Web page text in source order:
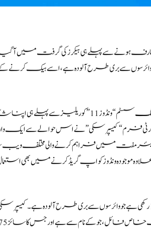
ہونے سے پہلے ہی ہیکرز کی گرفت میں
ویب سائٹس پر جعلی ونڈوز 11 رکھی ہے جو وائرسوں سے بری طرح آلودہ ہے، اسے
سسٹم “ونڈوز 11” کو ریلیز سے پہلے ہی
فرم “کیسپرسکی” نے اس حوالے سے ایک
مفت میں فراہم کرنے والی مختلف
کے علاوہ موجودہ ونڈوز کو اپ گریڈ کرنے میں بھی
چوری شدہ سافٹ ویئر والی کئی ویب سائٹس پر جعلی ونڈوز 11 رکھی ہے جو وائرسوں سے بری طرح